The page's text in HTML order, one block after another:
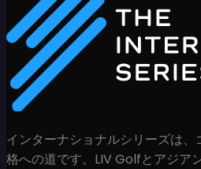
インターナショナルシリーズは
格への道です。LIV Golfとアジア